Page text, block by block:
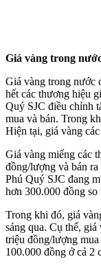
Giá vàng trong
Giá vàng trong nước
hết các thương hiệu
Quý SJC điều chỉnh
mua và bán. Trong
Hiện tại, giá vàng
Giá vàng miếng các
đồng/lượng và bán
Phú Quý SJC đang
hơn 300.000 đồng
Trong khi đó, giá
sáng qua. Cụ thể,
triệu đồng/lượng
100.000 đồng ở cả 2